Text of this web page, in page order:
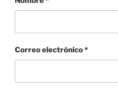
Correo electrónico*